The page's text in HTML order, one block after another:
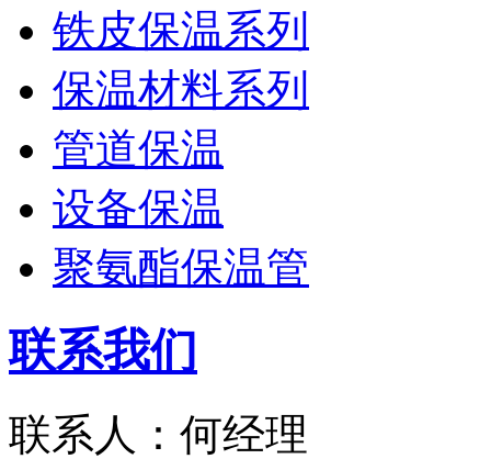
铁皮保温系列
保温材料系列
管道保温
设备保温
聚氨酯保温管
联系我们
联系人：何经理